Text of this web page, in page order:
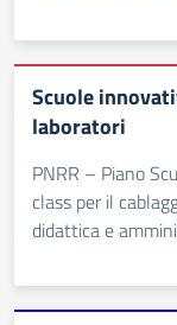
Scuole
laboratori
PNRR – Piano
class per il
didattica e